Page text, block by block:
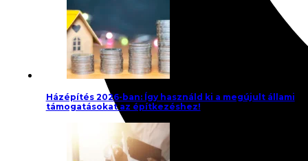
Házépítés 2026-ban: Így használd ki a megújult állami
támogatásokat az építkezéshez!